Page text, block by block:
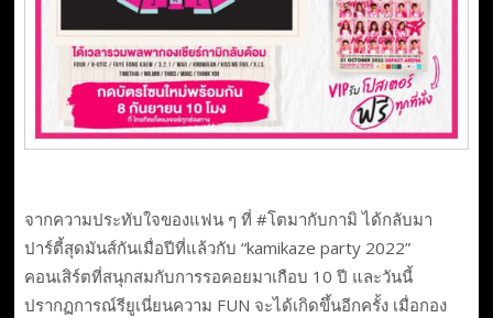
จากความประทับใจของแฟน ๆ ที่ #โตมากับกามิ ได้กลับมา
ปาร์ตี้สุดมันส์กันเมื่อปีที่แล้วกับ “kamikaze party 2022”
คอนเสิร์ตที่สนุกสมกับการรอคอยมาเกือบ 10 ปี และวันนี้
ปรากฏการณ์รียูเนี่ยนความ FUN จะได้เกิดขึ้นอีกครั้ง เมื่อกอง